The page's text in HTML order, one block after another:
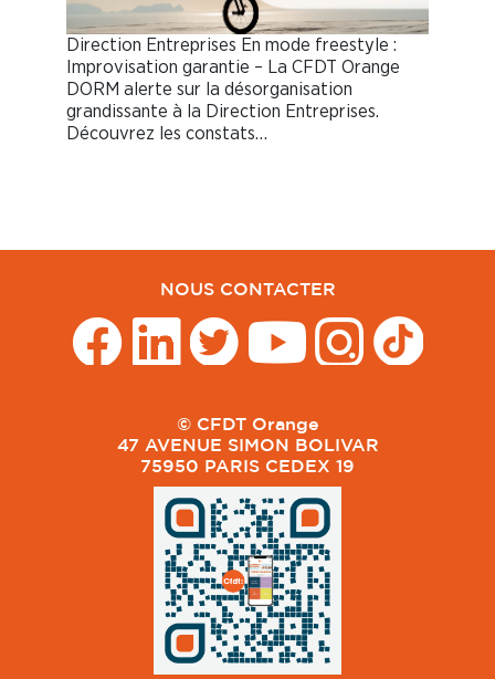
Direction Entreprises En mode freestyle :
Improvisation garantie – La CFDT Orange
DORM alerte sur la désorganisation
grandissante à la Direction Entreprises.
Découvrez les constats…
NOUS CONTACTER
© CFDT Orange
47 AVENUE SIMON BOLIVAR
75950 PARIS CEDEX 19